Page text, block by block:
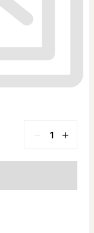
− +